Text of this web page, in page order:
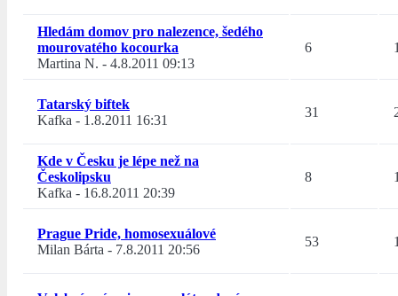
Hledám domov pro nalezence, šedého
mourovatého kocourka
Martina N. - 4.8.2011 09:13
6
Tatarský biftek
Kafka - 1.8.2011 16:31
31
Kde v Česku je lépe než na
Českolipsku
Kafka - 16.8.2011 20:39
8
Prague Pride, homosexuálové
Milan Bárta - 7.8.2011 20:56
53